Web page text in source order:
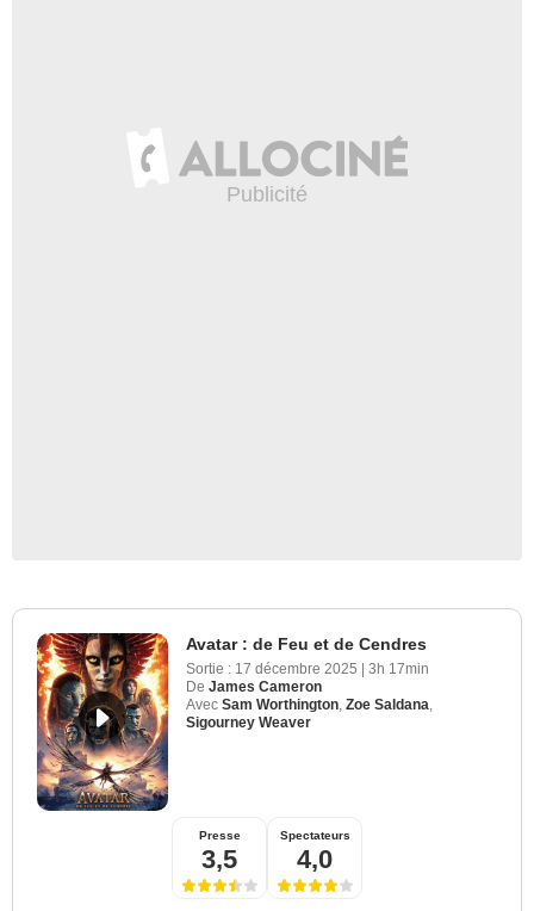
Avatar : de Feu et de Cendres
Sortie : 17 décembre 2025 | 3h 17min
De James Cameron
Avec Sam Worthington Zoe Saldana
Sigourney Weaver
Presse
3,5
Spectateurs
4,0